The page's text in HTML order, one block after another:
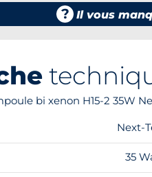
? Il vous
bi xenon H15-2 35W
Next-
35